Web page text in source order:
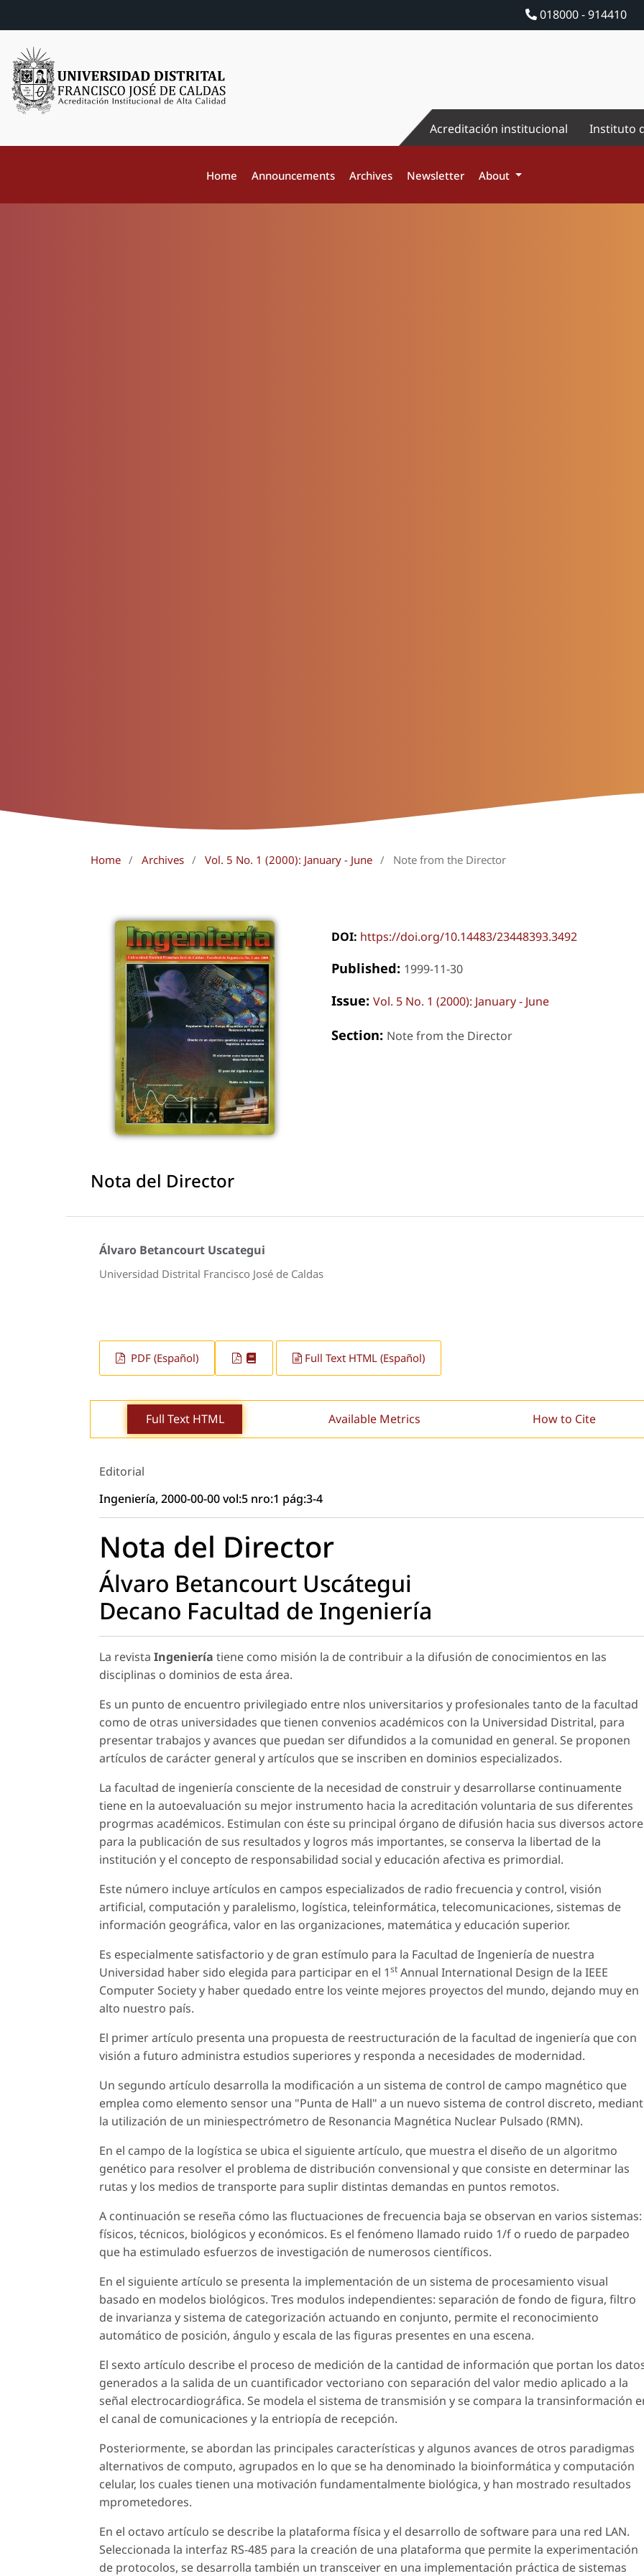
018000 - 914410
Acreditación institucional Instituto
Home Announcements Archives Newsletter About
Home / Archives / Vol. 5 No. 1 (2000): January - June / Note from the Director
DOI: https://doi.org/10.14483/23448393.3492
Published: 1999-11-30
Issue: Vol. 5 No. 1 (2000): January - June
Section: Note from the Director
Nota del Director
Álvaro Betancourt Uscategui
Universidad Distrital Francisco José de Caldas
PDF (Español) Full Text HTML (Español)
Full Text HTML Available Metrics How to Cite
Editorial
Ingeniería, 2000-00-00 vol:5 nro:1 pág:3-4
Nota del Director
Álvaro Betancourt Uscátegui
Decano Facultad de Ingeniería
La revista Ingeniería tiene como misión la de contribuir a la difusión de conocimientos en las
disciplinas o dominios de esta área.
Es un punto de encuentro privilegiado entre nlos universitarios y profesionales tanto de la facultad
como de otras universidades que tienen convenios académicos con la Universidad Distrital, para
presentar trabajos y avances que puedan ser difundidos a la comunidad en general. Se proponen
artículos de carácter general y artículos que se inscriben en dominios especializados.
La facultad de ingeniería consciente de la necesidad de construir y desarrollarse continuamente
tiene en la autoevaluación su mejor instrumento hacia la acreditación voluntaria de sus diferentes
progrmas académicos. Estimulan con éste su principal órgano de difusión hacia sus diversos
para la publicación de sus resultados y logros más importantes, se conserva la libertad de la
institución y el concepto de responsabilidad social y educación afectiva es primordial.
Este número incluye artículos en campos especializados de radio frecuencia y control, visión
artificial, computación y paralelismo, logística, teleinformática, telecomunicaciones, sistemas de
información geográfica, valor en las organizaciones, matemática y educación superior.
Es especialmente satisfactorio y de gran estímulo para la Facultad de Ingeniería de nuestra
Universidad haber sido elegida para participar en el 1st Annual International Design de la IEEE
Computer Society y haber quedado entre los veinte mejores proyectos del mundo, dejando muy en
alto nuestro país.
El primer artículo presenta una propuesta de reestructuración de la facultad de ingeniería que con
visión a futuro administra estudios superiores y responda a necesidades de modernidad.
Un segundo artículo desarrolla la modificación a un sistema de control de campo magnético que
emplea como elemento sensor una "Punta de Hall" a un nuevo sistema de control discreto,
la utilización de un miniespectrómetro de Resonancia Magnética Nuclear Pulsado (RMN).
En el campo de la logística se ubica el siguiente artículo, que muestra el diseño de un algoritmo
genético para resolver el problema de distribución convensional y que consiste en determinar las
rutas y los medios de transporte para suplir distintas demandas en puntos remotos.
A continuación se reseña cómo las fluctuaciones de frecuencia baja se observan en varios sistemas:
físicos, técnicos, biológicos y económicos. Es el fenómeno llamado ruido 1/f o ruedo de parpadeo
que ha estimulado esfuerzos de investigación de numerosos científicos.
En el siguiente artículo se presenta la implementación de un sistema de procesamiento visual
basado en modelos biológicos. Tres modulos independientes: separación de fondo de figura, filtro
de invarianza y sistema de categorización actuando en conjunto, permite el reconocimiento
automático de posición, ángulo y escala de las figuras presentes en una escena.
El sexto artículo describe el proceso de medición de la cantidad de información que portan los
generados a la salida de un cuantificador vectoriano con separación del valor medio aplicado a la
señal electrocardiográfica. Se modela el sistema de transmisión y se compara la transinformación
el canal de comunicaciones y la entriopía de recepción.
Posteriormente, se abordan las principales características y algunos avances de otros paradigmas
alternativos de computo, agrupados en lo que se ha denominado la bioinformática y computación
celular, los cuales tienen una motivación fundamentalmente biológica, y han mostrado resultados
mprometedores.
En el octavo artículo se describe la plataforma física y el desarrollo de software para una red LAN.
Seleccionada la interfaz RS-485 para la creación de una plataforma que permite la experimentación
de protocolos, se desarrolla también un transceiver en una implementación práctica de sistemas